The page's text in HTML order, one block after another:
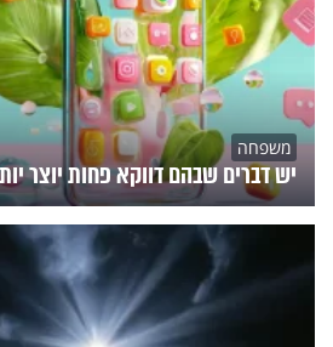
משפחה
יש דברים שבהם דווקא פחות יוצר